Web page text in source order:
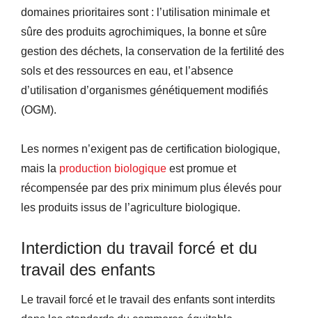
domaines prioritaires sont : l’utilisation minimale et
sûre des produits agrochimiques, la bonne et sûre
gestion des déchets, la conservation de la fertilité des
sols et des ressources en eau, et l’absence
d’utilisation d’organismes génétiquement modifiés
(OGM).
Les normes n’exigent pas de certification biologique,
mais la production biologique est promue et
récompensée par des prix minimum plus élevés pour
les produits issus de l’agriculture biologique.
Interdiction du travail forcé et du
travail des enfants
Le travail forcé et le travail des enfants sont interdits